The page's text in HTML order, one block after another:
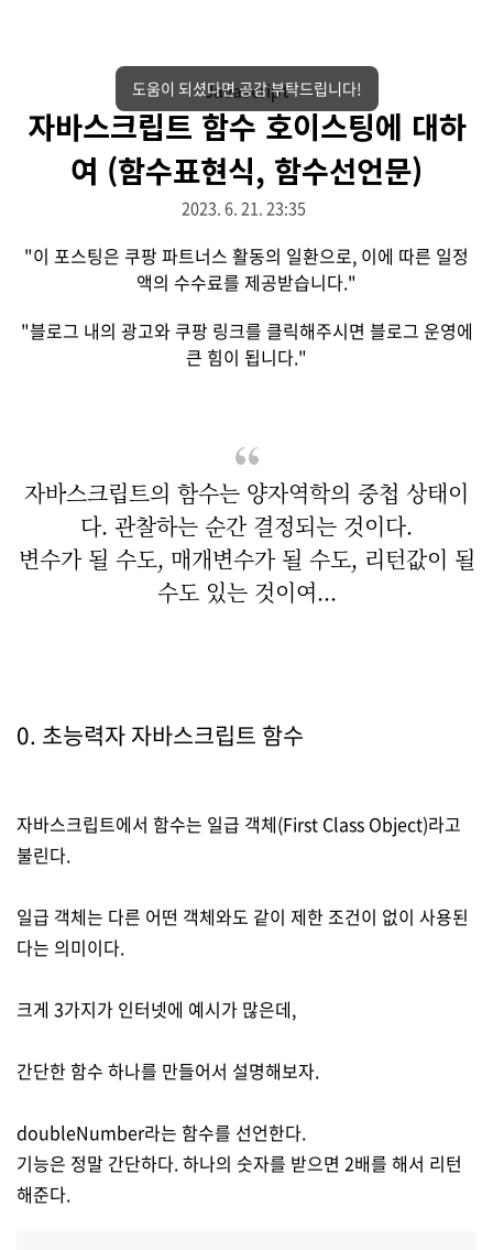
Javascript
자바스크립트 함수 호이스팅에 대하
여 (함수표현식, 함수선언문)
2023. 6. 21. 23:35
"이 포스팅은 쿠팡 파트너스 활동의 일환으로, 이에 따른 일정
액의 수수료를 제공받습니다."
"블로그 내의 광고와 쿠팡 링크를 클릭해주시면 블로그 운영에
큰 힘이 됩니다."
자바스크립트의 함수는 양자역학의 중첩 상태이
다. 관찰하는 순간 결정되는 것이다.
변수가 될 수도, 매개변수가 될 수도, 리턴값이 될
수도 있는 것이여...
0. 초능력자 자바스크립트 함수
자바스크립트에서 함수는 일급 객체(First Class Object)라고
불린다.
일급 객체는 다른 어떤 객체와도 같이 제한 조건이 없이 사용된
다는 의미이다.
크게 3가지가 인터넷에 예시가 많은데,
간단한 함수 하나를 만들어서 설명해보자.
doubleNumber라는 함수를 선언한다.
기능은 정말 간단하다. 하나의 숫자를 받으면 2배를 해서 리턴
해준다.
도움이 되셨다면 공감 부탁드립니다!